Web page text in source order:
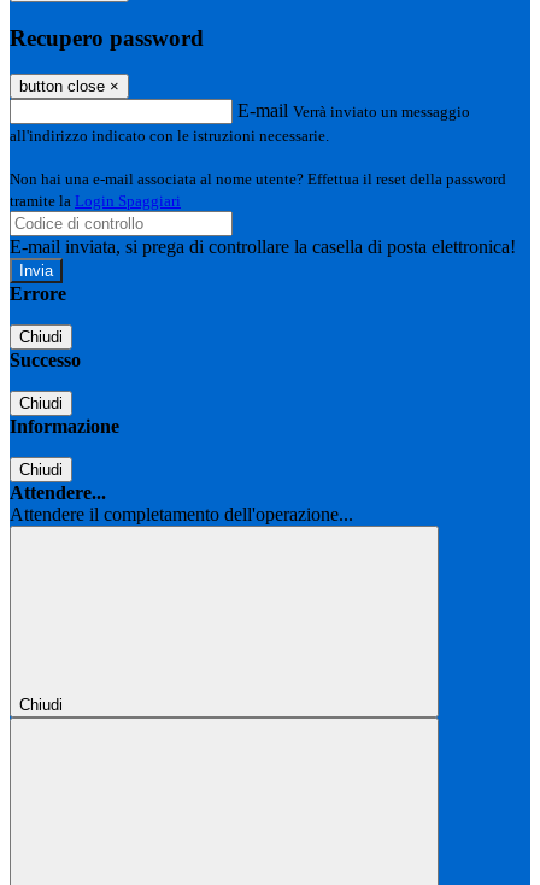
Recupero password
button close ×
E-mail Verrà inviato un messaggio
all'indirizzo indicato con le istruzioni necessarie.
Non hai una e-mail associata al nome utente? Effettua il reset della password
tramite la Login Spaggiari
E-mail inviata, si prega di controllare la casella di posta elettronica!
Errore
Chiudi
Successo
Chiudi
Informazione
Chiudi
Attendere...
Attendere il completamento dell'operazione...
Chiudi